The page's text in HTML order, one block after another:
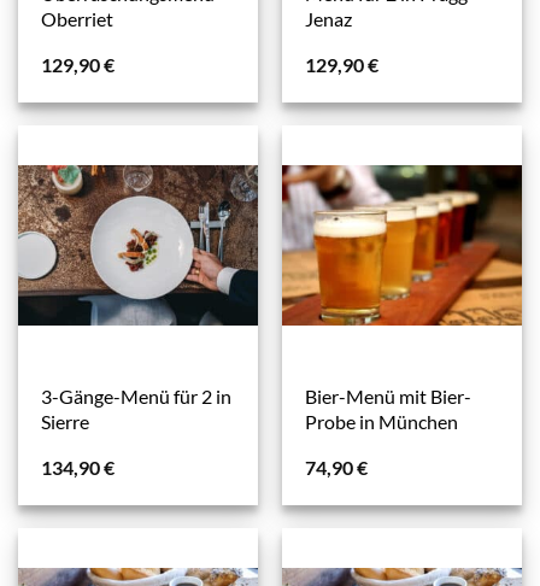
Oberriet
129,90€
Jenaz
129,90€
3-Gänge-Menü für 2 in
Sierre
134,90€
Bier-Menü mit Bier-
Probe in München
74,90€